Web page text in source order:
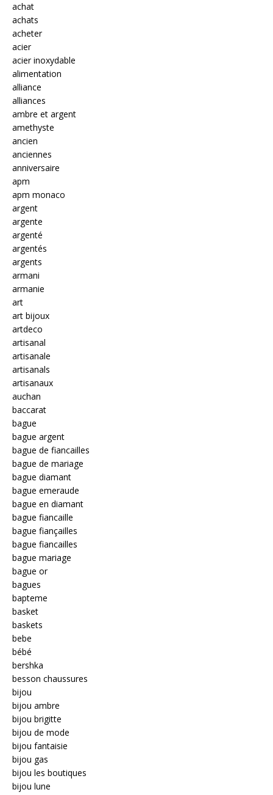
achat
achats
acheter
acier
acier inoxydable
alimentation
alliance
alliances
ambre et argent
amethyste
ancien
anciennes
anniversaire
apm
apm monaco
argent
argente
argenté
argentés
argents
armani
armanie
art
art bijoux
artdeco
artisanal
artisanale
artisanals
artisanaux
auchan
baccarat
bague
bague argent
bague de fiancailles
bague de mariage
bague diamant
bague emeraude
bague en diamant
bague fiancaille
bague fiançailles
bague fiancailles
bague mariage
bague or
bagues
bapteme
basket
baskets
bebe
bébé
bershka
besson chaussures
bijou
bijou ambre
bijou brigitte
bijou de mode
bijou fantaisie
bijou gas
bijou les boutiques
bijou lune